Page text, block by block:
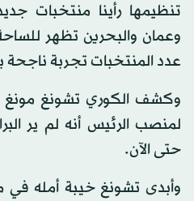
تنظيمها رأينا منتخبات
وعمان والبحرين تظهر
عدد المنتخبات تجربة ناجحة
وكشف الكوري تشونغ مونغ
لمنصب الرئيس أنه لم ير
حتى الآن.
وأبدى تشونغ خيبة أمله